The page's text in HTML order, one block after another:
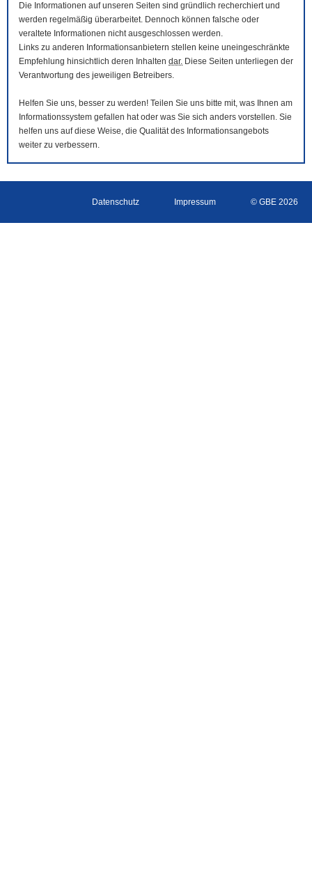
Die Informationen auf unseren Seiten sind gründlich recherchiert und
werden regelmäßig überarbeitet. Dennoch können falsche oder
veraltete Informationen nicht ausgeschlossen werden.
Links zu anderen Informationsanbietern stellen keine uneingeschränkte
Empfehlung hinsichtlich deren Inhalten dar. Diese Seiten unterliegen der
Verantwortung des jeweiligen Betreibers.
Helfen Sie uns, besser zu werden! Teilen Sie uns bitte mit, was Ihnen am
Informationssystem gefallen hat oder was Sie sich anders vorstellen. Sie
helfen uns auf diese Weise, die Qualität des Informationsangebots
weiter zu verbessern.
Datenschutz Impressum © GBE 2026